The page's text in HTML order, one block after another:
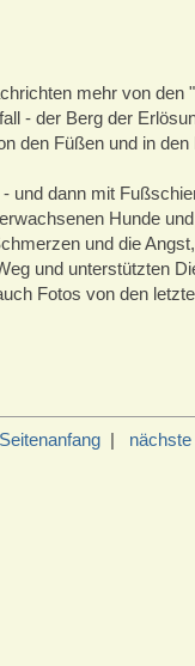
mehr von den
- der Berg der
den Füßen und in
dann mit
Hunde
und die
und unterstützten
Fotos von den
Seitenanfang |